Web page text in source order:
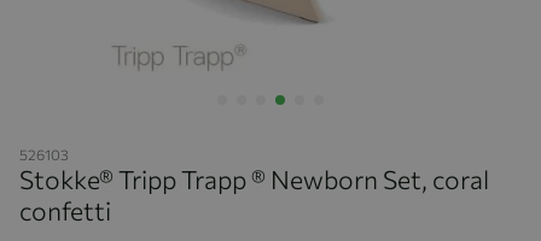
526103
Stokke® Tripp Trapp ® Newborn Set, coral
confetti